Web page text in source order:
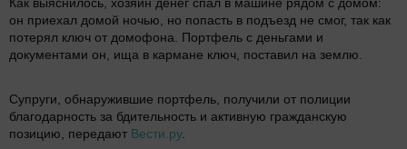
Как выяснилось, хозяин денег спал в машине рядом с домом:
он приехал домой ночью, но попасть в подъезд не смог, так как
потерял ключ от домофона. Портфель с деньгами и
документами он, ища в кармане ключ, поставил на землю.
Супруги, обнаружившие портфель, получили от полиции
благодарность за бдительность и активную гражданскую
позицию, передают Вести.ру.